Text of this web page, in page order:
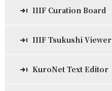
IIIF Curation Board
IIIF Tsukushi Viewer
KuroNet Text Editor